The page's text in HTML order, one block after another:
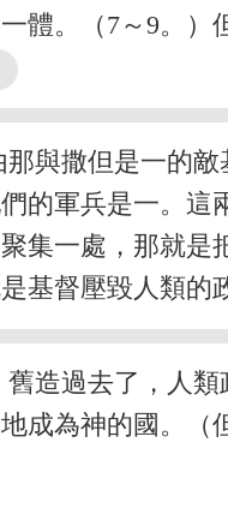
體。（7～9。
與撒但是一的
的軍兵是一。
集一處，那就
基督壓毀人類的
造過去了，人
成為神的國。